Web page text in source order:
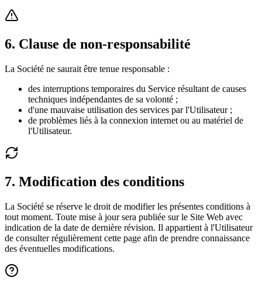
6. Clause de non-responsabilité
La Société ne saurait être tenue responsable :
des interruptions temporaires du Service résultant de causes
techniques indépendantes de sa volonté ;
d'une mauvaise utilisation des services par l'Utilisateur ;
de problèmes liés à la connexion internet ou au matériel de
l'Utilisateur.
7. Modification des conditions
La Société se réserve le droit de modifier les présentes conditions à
tout moment. Toute mise à jour sera publiée sur le Site Web avec
indication de la date de dernière révision. Il appartient à l'Utilisateur
de consulter régulièrement cette page afin de prendre connaissance
des éventuelles modifications.